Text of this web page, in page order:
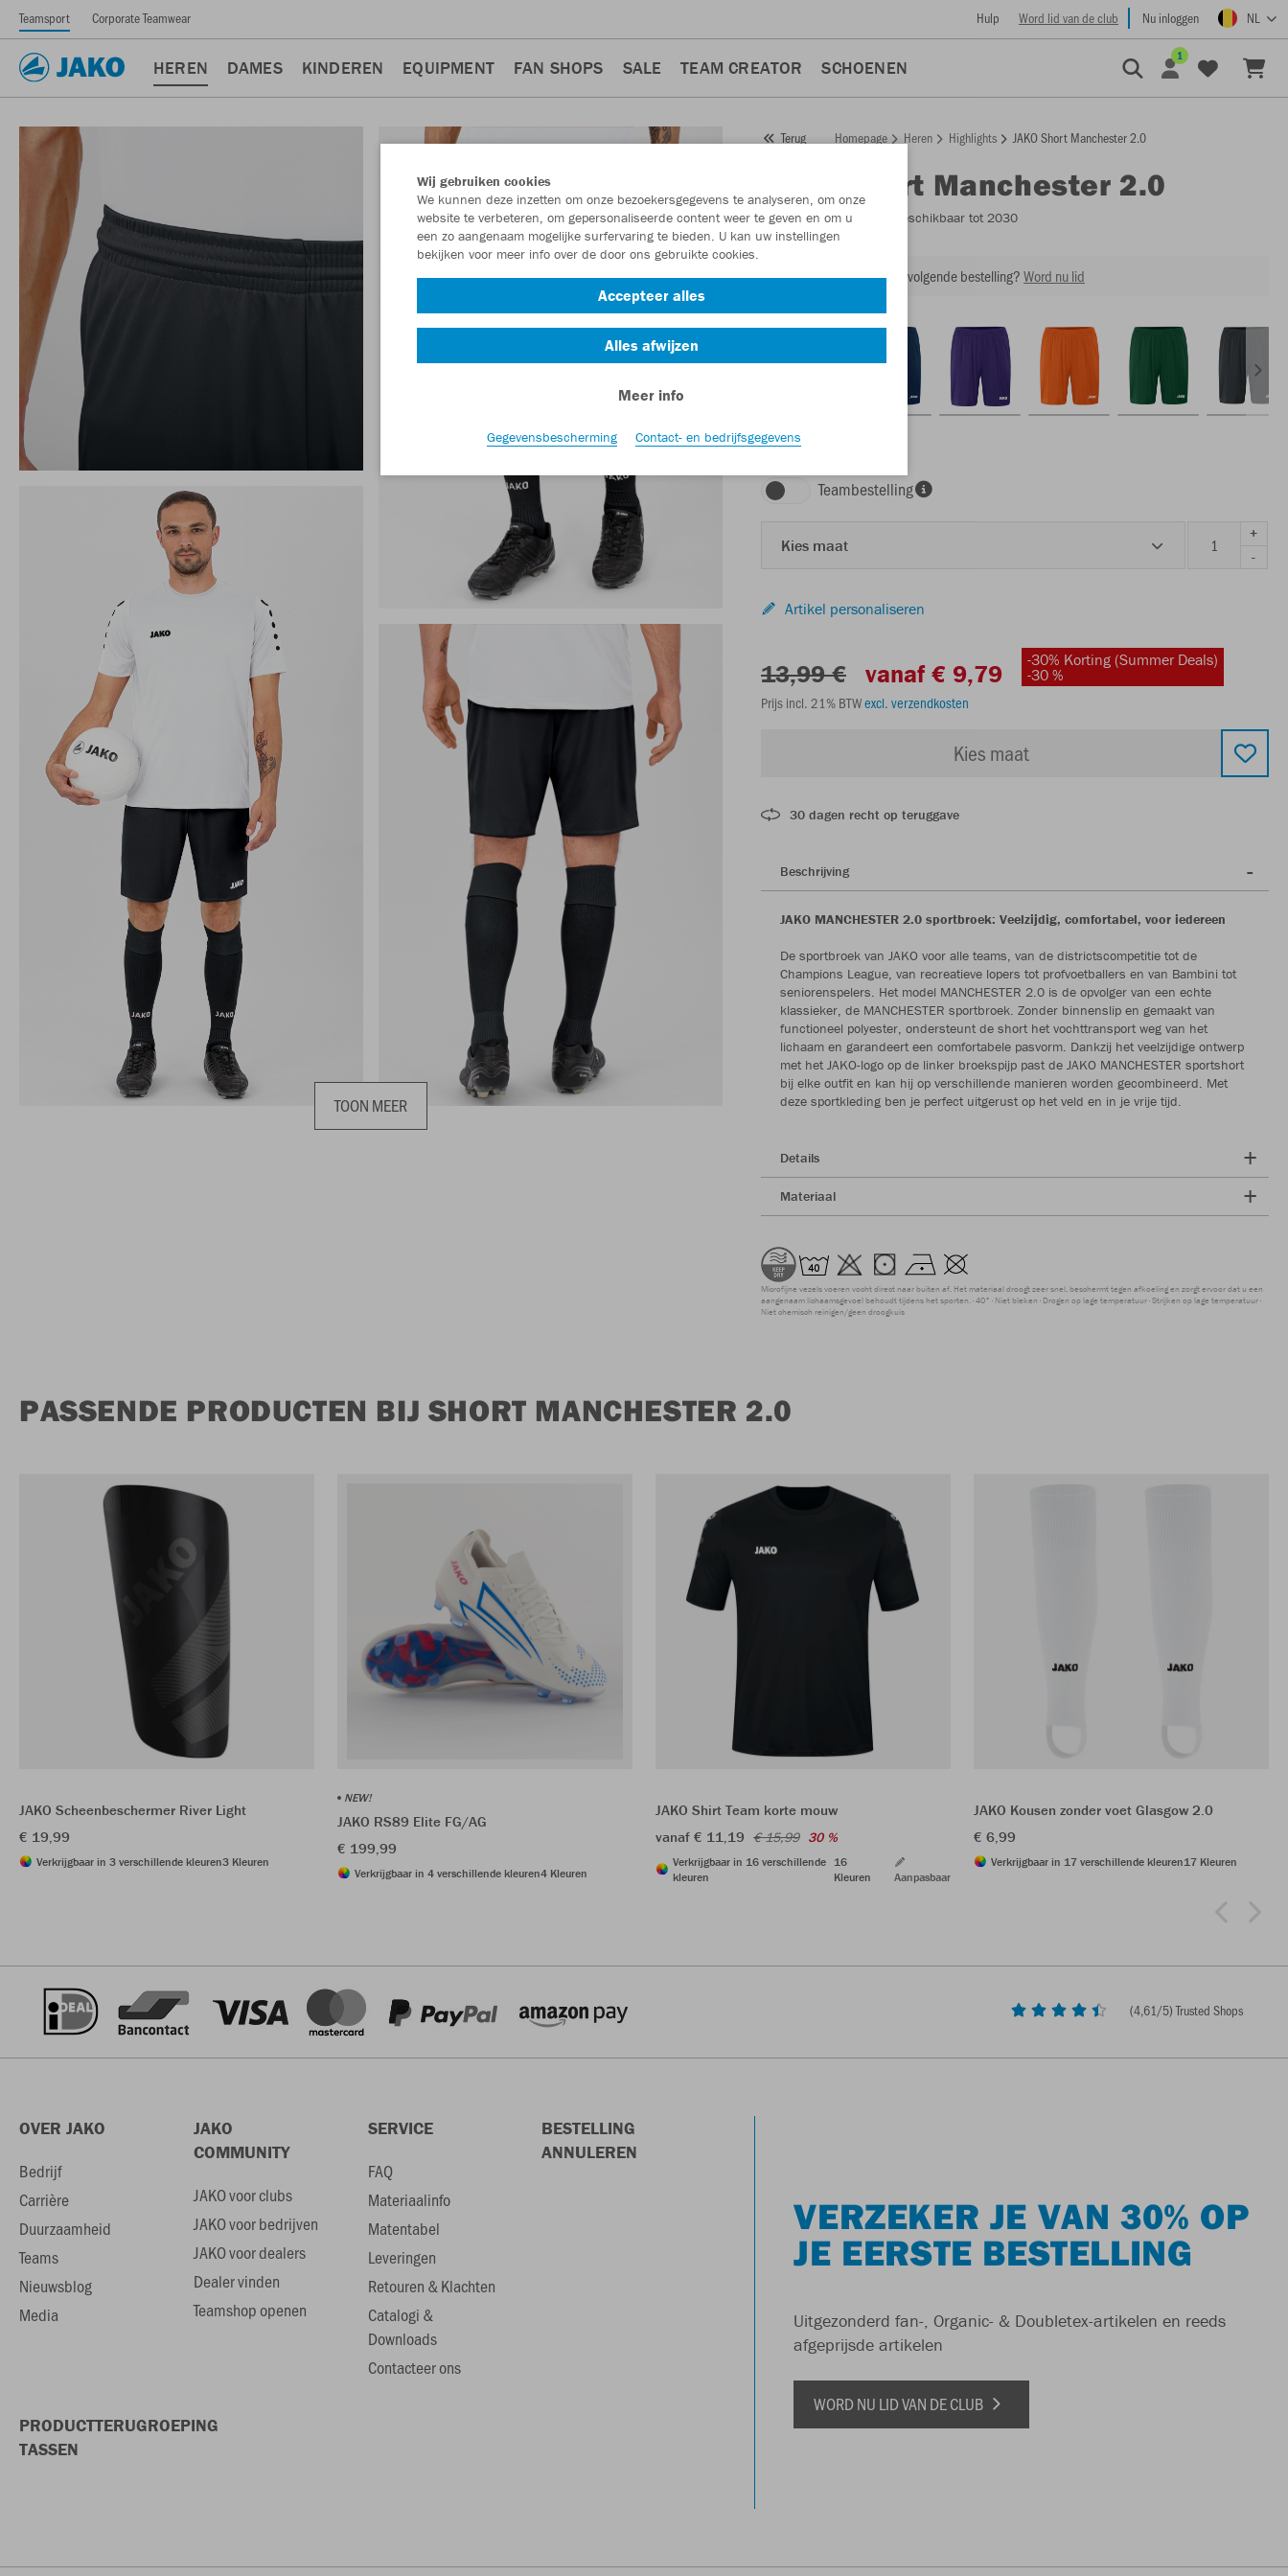
Teamsport Corporate Teamwear Hulp Word lid van de club Nu inloggen NL
HEREN DAMES KINDEREN EQUIPMENT FAN SHOPS SALE TEAM CREATOR SCHOENEN
1
TOON MEER
Terug Homepage Heren Highlights JAKO Short Manchester 2.0
Short Manchester 2.0
Artikelnummer: - Beschikbaar tot 2030
Zin in 30% korting op je volgende bestelling?Word nu lid
zwart
Teambestelling
Kies maat
+
-
Artikel personaliseren
13,99 € vanaf € 9,79
-30% Korting (Summer Deals)
-30 %
Prijs incl. 21% BTWexcl. verzendkosten
Kies maat
30 dagen recht op teruggave
Beschrijving
JAKO MANCHESTER 2.0 sportbroek: Veelzijdig, comfortabel, voor iedereen
De sportbroek van JAKO voor alle teams, van de districtscompetitie tot de
Champions League, van recreatieve lopers tot profvoetballers en van Bambini tot
seniorenspelers. Het model MANCHESTER 2.0 is de opvolger van een echte
klassieker, de MANCHESTER sportbroek. Zonder binnenslip en gemaakt van
functioneel polyester, ondersteunt de short het vochttransport weg van het
lichaam en garandeert een comfortabele pasvorm. Dankzij het veelzijdige ontwerp
met het JAKO-logo op de linker broekspijp past de JAKO MANCHESTER sportshort
bij elke outfit en kan hij op verschillende manieren worden gecombineerd. Met
deze sportkleding ben je perfect uitgerust op het veld en in je vrije tijd.
Details
Materiaal
Microfijne vezels voeren vocht direct naar buiten af. Het materiaal droogt zeer snel, beschermt tegen afkoeling en zorgt ervoor dat u een
aangenaam lichaamsgevoel behoudt tijdens het sporten. 40° Niet bleken Drogen op lage temperatuur Strijken op lage temperatuur
Niet chemisch reinigen/geen droogkuis
PASSENDE PRODUCTEN BIJ SHORT MANCHESTER 2.0
JAKO Scheenbeschermer River Light
€ 19,99
Verkrijgbaar in 3 verschillende kleuren3 Kleuren
NEW!
JAKO RS89 Elite FG/AG
€ 199,99
Verkrijgbaar in 4 verschillende kleuren4 Kleuren
JAKO Shirt Team korte mouw
vanaf € 11,19 € 15,99 30 %
Verkrijgbaar in 16 verschillende
kleuren
16
Kleuren
Aanpasbaar
JAKO Kousen zonder voet Glasgow 2.0
€ 6,99
Verkrijgbaar in 17 verschillende kleuren17 Kleuren
(4,61/5) Trusted Shops
OVER JAKO
Bedrijf
Carrière
Duurzaamheid
Teams
Nieuwsblog
Media
JAKO
COMMUNITY
JAKO voor clubs
JAKO voor bedrijven
JAKO voor dealers
Dealer vinden
Teamshop openen
SERVICE
FAQ
Materiaalinfo
Matentabel
Leveringen
Retouren & Klachten
Catalogi &
Downloads
Contacteer ons
BESTELLING
ANNULEREN
PRODUCTTERUGROEPING
TASSEN
VERZEKER JE VAN 30% OP
JE EERSTE BESTELLING
Uitgezonderd fan-, Organic- & Doubletex-artikelen en reeds
afgeprijsde artikelen
WORD NU LID VAN DE CLUB
Wij gebruiken cookies
We kunnen deze inzetten om onze bezoekersgegevens te analyseren, om onze
website te verbeteren, om gepersonaliseerde content weer te geven en om u
een zo aangenaam mogelijke surfervaring te bieden. U kan uw instellingen
bekijken voor meer info over de door ons gebruikte cookies.
Accepteer alles
Alles afwijzen
Meer info
Gegevensbescherming Contact- en bedrijfsgegevens